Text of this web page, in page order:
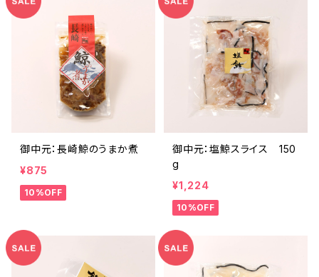
御中元：長崎鯨のうまか煮
¥875
10%OFF
御中元：塩鯨スライス 150
g
¥1,224
10%OFF